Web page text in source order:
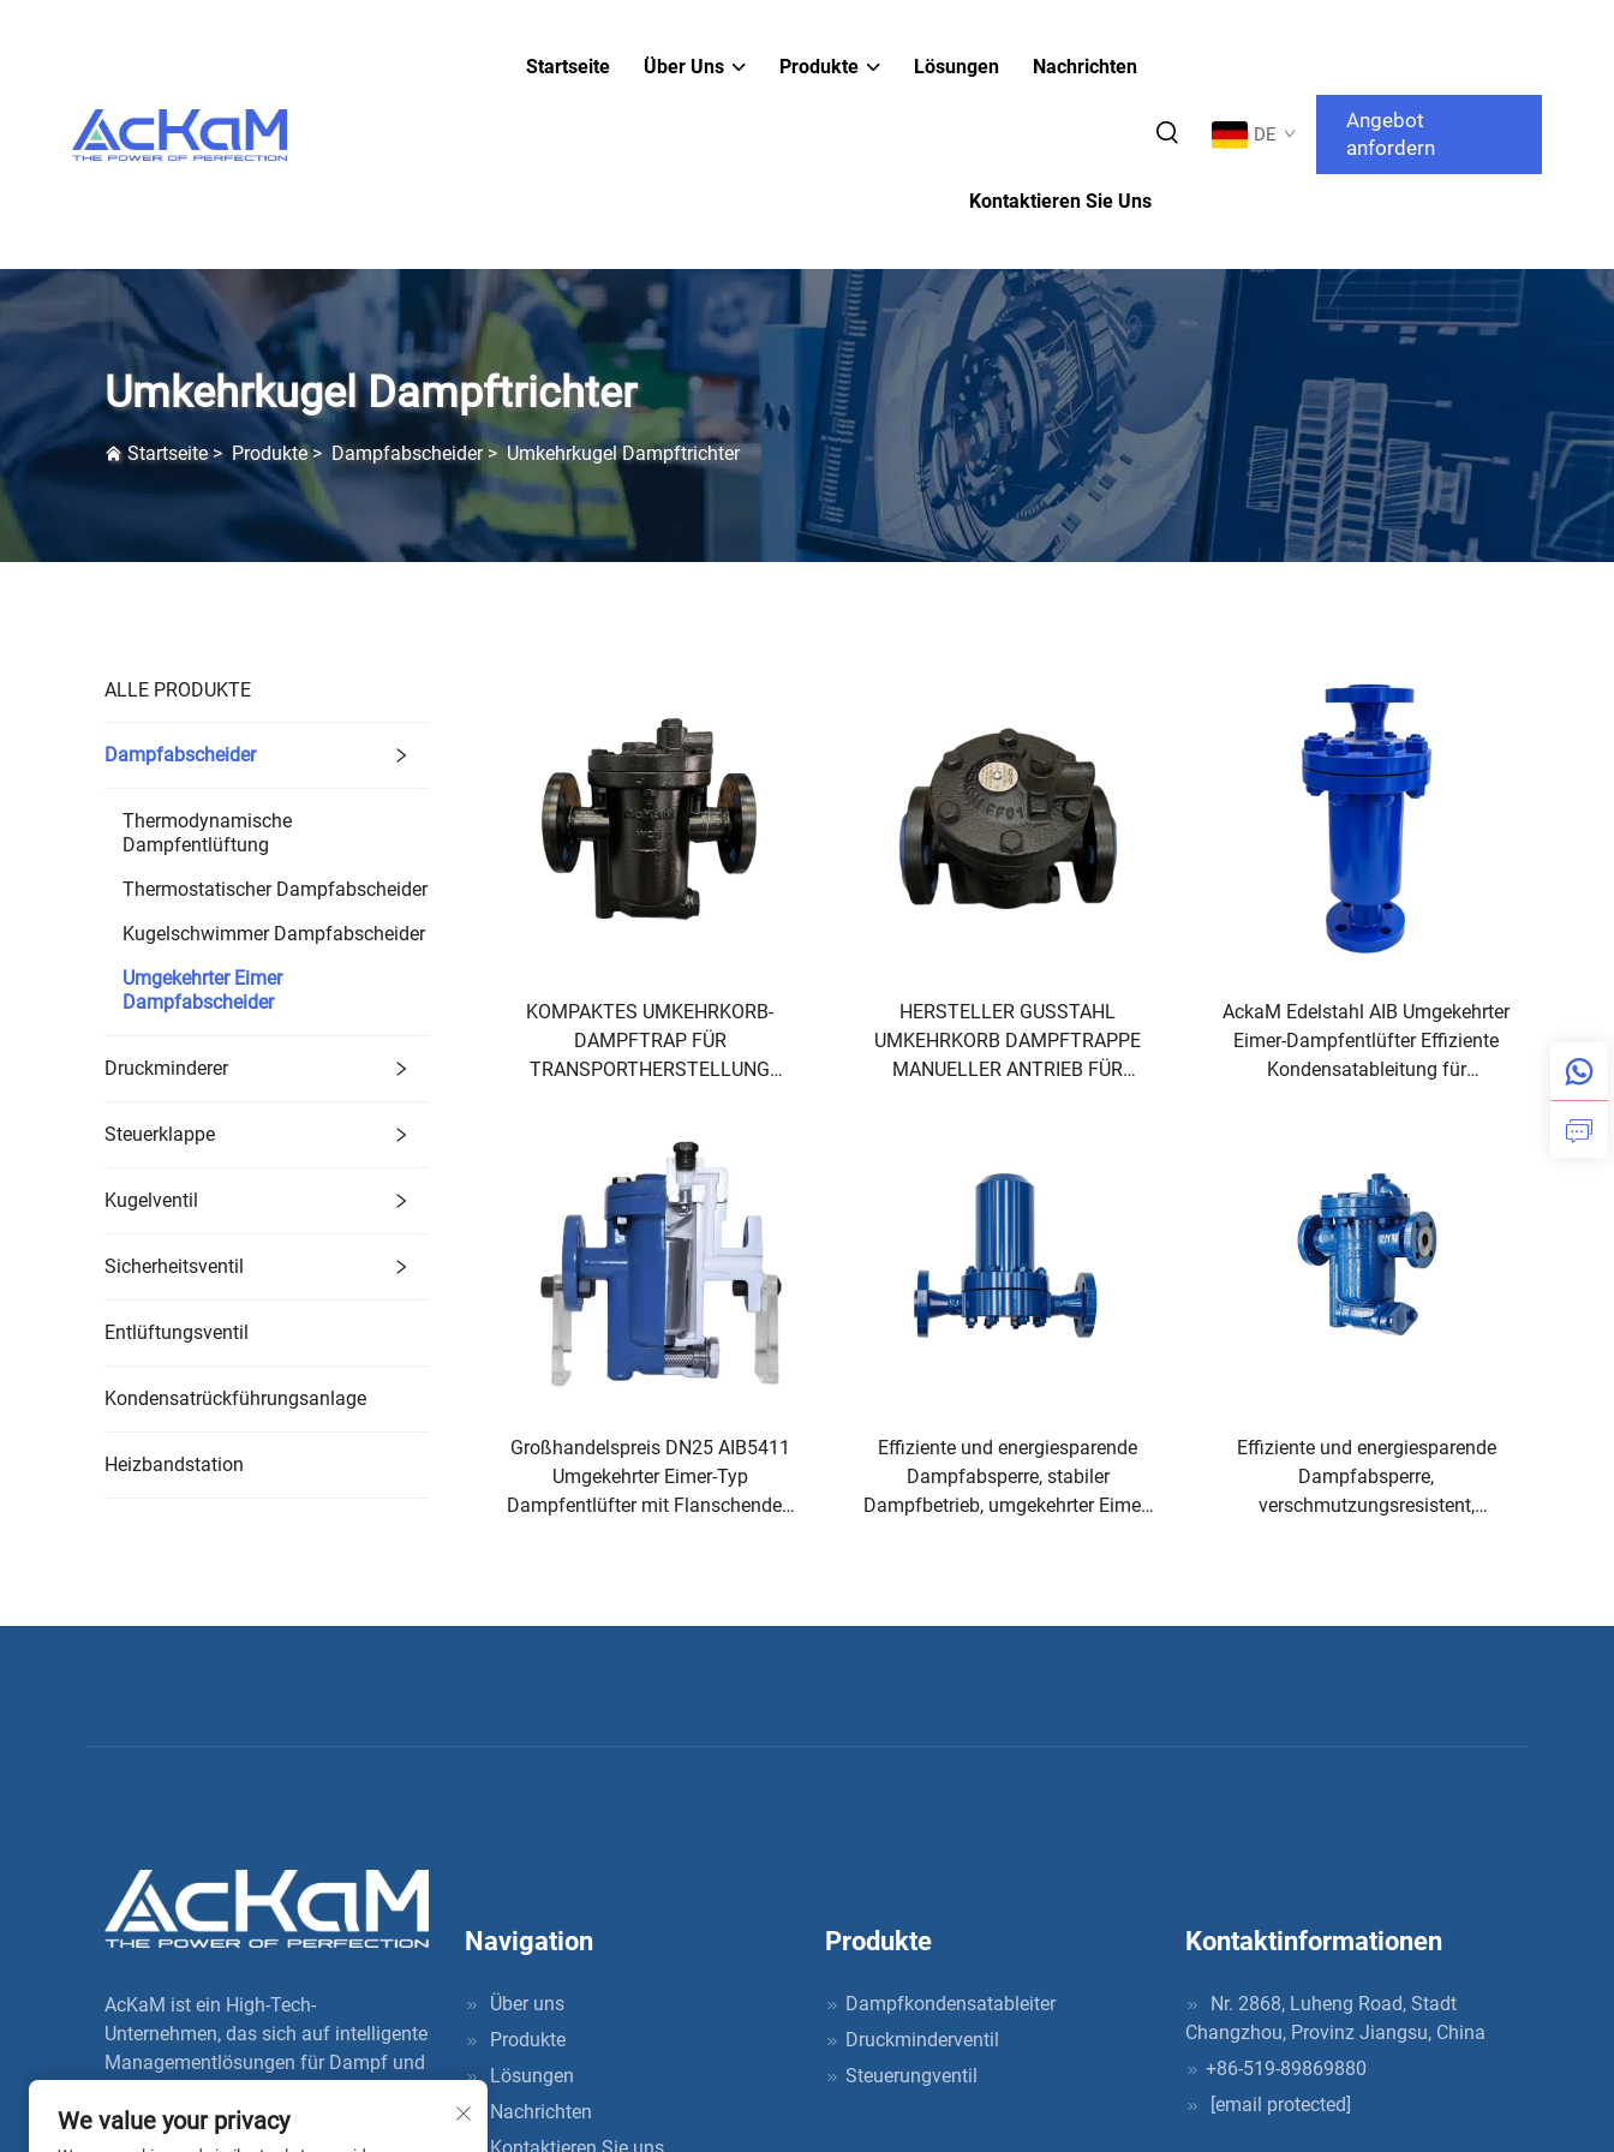
Startseite Über Uns Produkte Lösungen Nachrichten
Kontaktieren Sie Uns
DE
Angebot
anfordern
Umkehrkugel Dampftrichter
Startseite> Produkte> Dampfabscheider>Umkehrkugel Dampftrichter
ALLE PRODUKTE
Dampfabscheider
Thermodynamische
Dampfentlüftung
Thermostatischer Dampfabscheider
Kugelschwimmer Dampfabscheider
Umgekehrter Eimer
Dampfabscheider
Druckminderer
Steuerklappe
Kugelventil
Sicherheitsventil
Entlüftungsventil
Kondensatrückführungsanlage
Heizbandstation
KOMPAKTES UMKEHRKORB-
DAMPFTRAP FÜR
TRANSPORTHERSTELLUNG
HERSTELLER GUSSTAHL
UMKEHRKORB DAMPFTRAPPE
MANUELLER ANTRIEB FÜR
AckaM Edelstahl AIB Umgekehrter
Eimer-Dampfentlüfter Effiziente
Kondensatableitung für
Großhandelspreis DN25 AIB5411
Umgekehrter Eimer-Typ
Dampfentlüfter mit Flanschenden
Effiziente und energiesparende
Dampfabsperre, stabiler
Dampfbetrieb, umgekehrter Eimer-
Effiziente und energiesparende
Dampfabsperre,
verschmutzungsresistent,
AcKaM ist ein High-Tech-
Unternehmen, das sich auf intelligente
Managementlösungen für Dampf und
Auf der Grundlage intelligenter
Navigation
Über uns
Produkte
Lösungen
Nachrichten
Produkte
Dampfkondensatableiter
Druckminderventil
Steuerungventil
Kontaktinformationen
Nr. 2868, Luheng Road, Stadt
Changzhou, Provinz Jiangsu, China
+86-519-89869880
[email protected]
We value your privacy